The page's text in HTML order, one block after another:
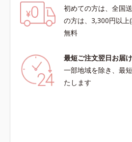
初めての方は、全国
の方は、3,300円以
無料
最短ご注文翌日お届け
一部地域を除き、最
たします